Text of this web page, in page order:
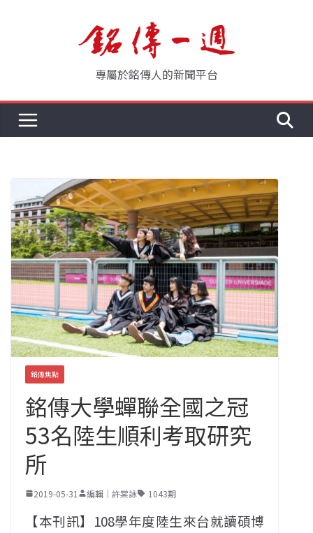
專屬於銘傳人的新聞平台
銘傳焦點
銘傳大學蟬聯全國之冠
53名陸生順利考取研究
所
2019-05-31 編輯｜許棠詠 1043期
【本刊訊】108學年度陸生來台就讀碩博